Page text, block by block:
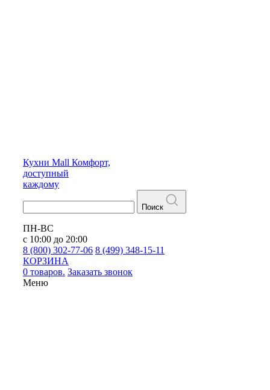
Кухни Mall Комфорт,
доступный
каждому
Поиск
ПН-ВС
с 10:00 до 20:00
8 (800) 302-77-06 8 (499) 348-15-11
КОРЗИНА
0 товаров. Заказать звонок
Меню